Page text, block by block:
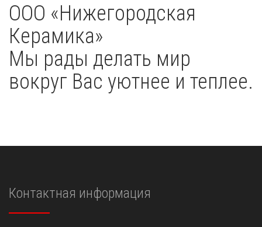
OOO «Нижегородская
Керамика»
Мы рады делать мир
вокруг Вас уютнее и теплее.
Контактная информация